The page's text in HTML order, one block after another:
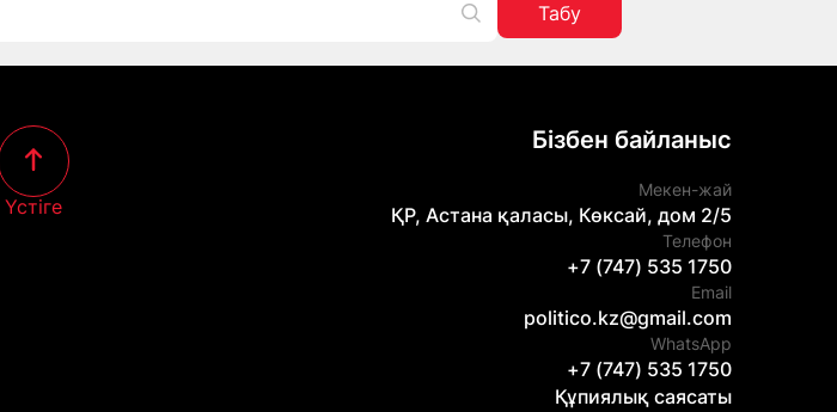
Табу
Үстіге
Бізбен байланыс
Мекен-жай
ҚР, Астана қаласы, Көксай, дом 2/5
Телефон
+7 (747) 535 1750
Email
politico.kz@gmail.com
WhatsApp
+7 (747) 535 1750
Құпиялық саясаты